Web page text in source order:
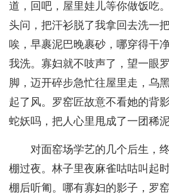
道，回吧，屋里娃儿等你做饭吃
头问，把汗衫脱了我拿回去洗一
唉，早裹泥巴晚裹砂，哪穿得干
我洗。寡妇就不吱声了，望一眼
脚，迈开碎步急忙往屋里走，乌
起了风。罗窑匠故意不看她的背
蛇妖吗，把人心里甩成了一团稀泥
对面窑场学艺的几个后生，
棚过夜。林子里夜麻雀咕咕叫起
棚后听匍。哪有寡妇的影子，罗